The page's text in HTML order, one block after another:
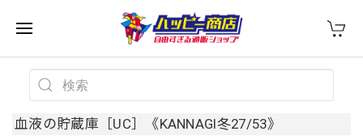
血液の貯蔵庫［UC］《KANNAGI冬27/53》